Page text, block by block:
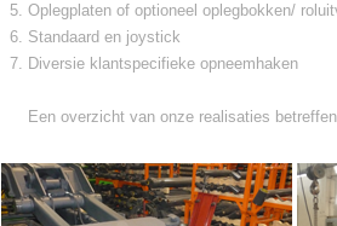
Oplegplaten of optioneel oplegbokken/
Standaard en joystick
Diversie klantspecifieke opneemhaken
Een overzicht van onze realisaties